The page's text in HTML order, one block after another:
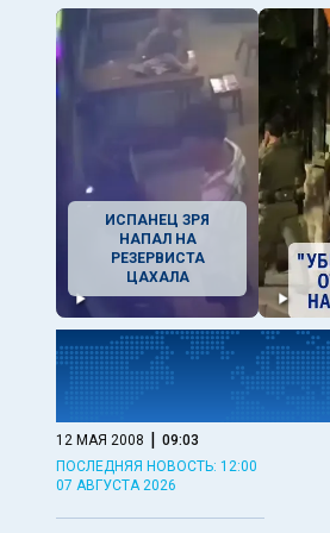
ИСПАНЕЦ ЗРЯ
НАПАЛ НА
РЕЗЕРВИСТА
ЦАХАЛА
12 МАЯ 2008 | 09:03
ПОСЛЕДНЯЯ НОВОСТЬ: 12:00
07 АВГУСТА 2026